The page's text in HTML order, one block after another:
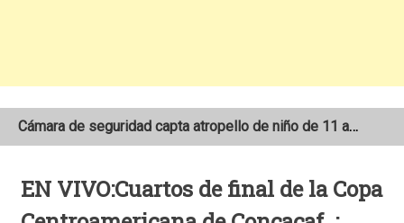
Cámara de seguridad capta atropello de niño de 11 años en el sector Las 3M de Matagalpa
Encuentran sin vida a anciano de 94 años reportado como desaparecido en San Juan del Río Coco
EN VIVO:Cuartos de final de la Copa